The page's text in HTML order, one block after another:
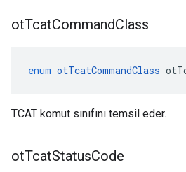
otTcatCommandClass
enum otTcatCommandClass
TCAT komut sınıfını temsil eder.
otTcatStatusCode